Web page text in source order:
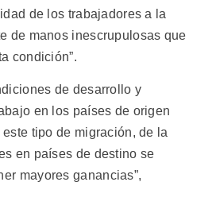
de los trabajadores a la
de manos inescrupulosas que
condición”.
de desarrollo y
en los países de origen
tipo de migración, de la
en países de destino se
mayores ganancias”,